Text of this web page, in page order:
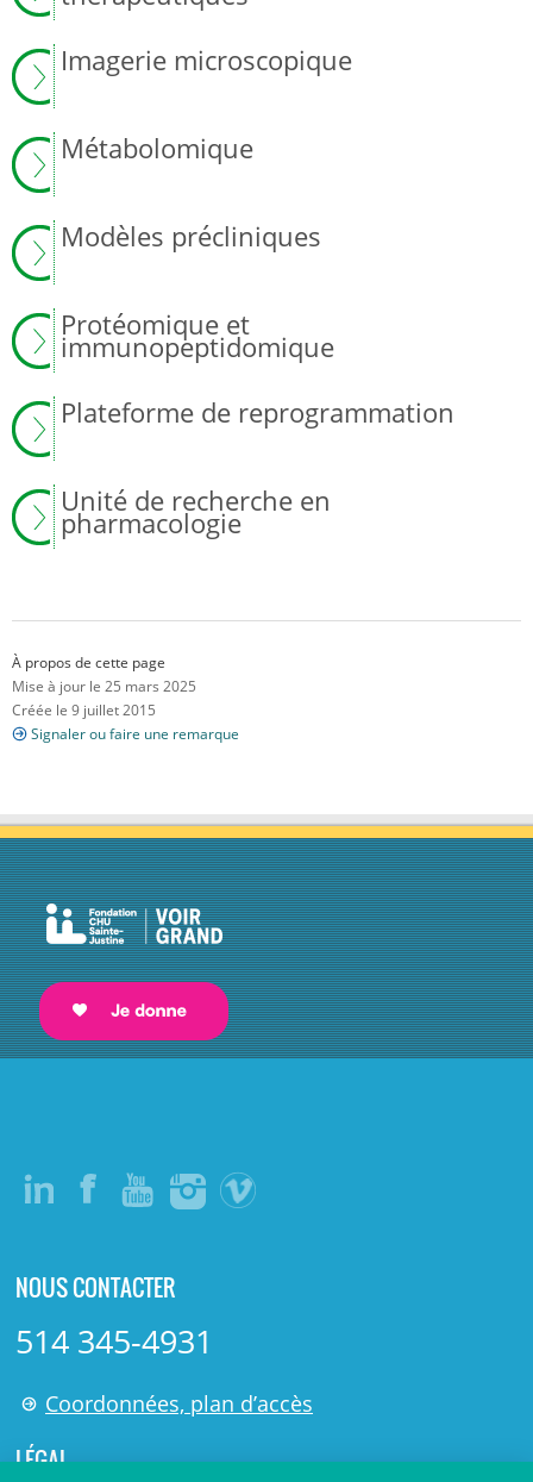
Imagerie microscopique
Métabolomique
Modèles précliniques
Protéomique et
immunopeptidomique
Plateforme de reprogrammation
Unité de recherche en
pharmacologie
À propos de cette page
Mise à jour le 25 mars 2025
Créée le 9 juillet 2015
Signaler ou faire une remarque
NOUS CONTACTER
514 345-4931
Coordonnées, plan d’accès
LÉGAL